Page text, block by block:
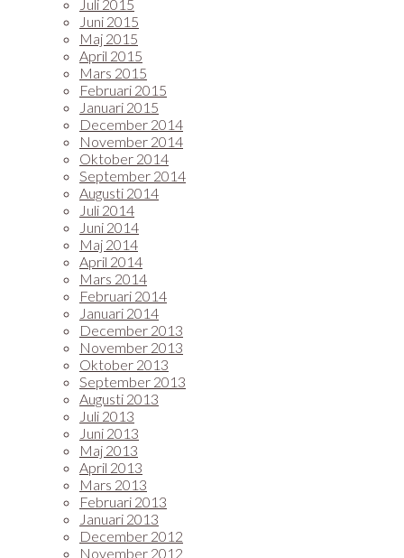
Juli 2015
Juni 2015
Maj 2015
April 2015
Mars 2015
Februari 2015
Januari 2015
December 2014
November 2014
Oktober 2014
September 2014
Augusti 2014
Juli 2014
Juni 2014
Maj 2014
April 2014
Mars 2014
Februari 2014
Januari 2014
December 2013
November 2013
Oktober 2013
September 2013
Augusti 2013
Juli 2013
Juni 2013
Maj 2013
April 2013
Mars 2013
Februari 2013
Januari 2013
December 2012
November 2012